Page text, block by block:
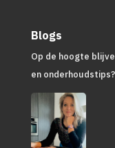
Blogs
Op de hoogte
en onderhoudstips?